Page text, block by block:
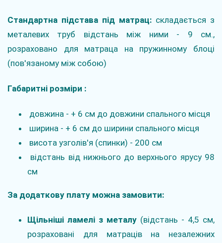
Стандартна підстава під матрац: складається з
металевих труб відстань між ними - 9 см.,
розраховано для матраца на пружинному блоці
(пов'язаному між собою)
Габаритні розміри :
довжина - + 6 см до довжини спального місця
ширина - + 6 см до ширини спального місця
висота узголів'я (спинки) - 200 см
відстань від нижнього до верхнього ярусу 98
см
За додаткову плату можна замовити:
Щільніші ламелі з металу (відстань - 4,5 см,
розраховані для матраців на незалежних